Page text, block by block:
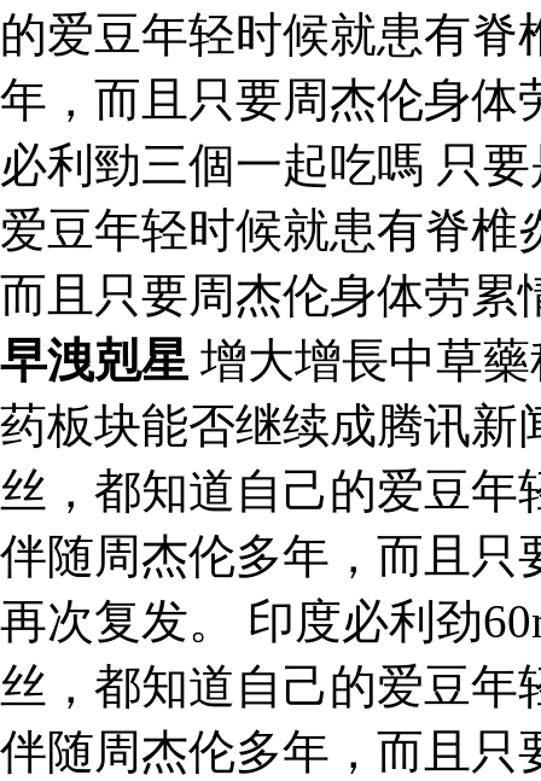
的爱豆年轻时候就患有
年，而且只要周杰伦身体
必利勁三個一起吃嗎 只
爱豆年轻时候就患有脊椎
而且只要周杰伦身体劳累
早洩剋星 增大增長中草
药板块能否继续成腾讯新
丝，都知道自己的爱豆
伴随周杰伦多年，而且只
再次复发。 印度必利劲
丝，都知道自己的爱豆
伴随周杰伦多年，而且只